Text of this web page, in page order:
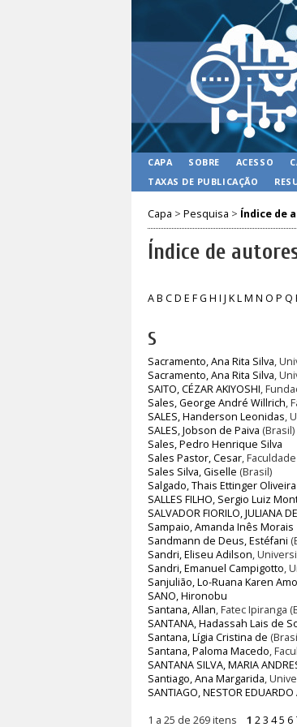
CAPA SOBRE ACESSO
TAXAS DE PUBLICAÇÃO
Capa > Pesquisa > Índice de
Índice de
AB CD E FG H I J KLM N O P Q
S
Sacramento, Ana Rita Silva,
Sacramento, Ana Rita Silva,
SAITO, CÉZAR AKIYOSHI,
Sales, George André Willrich,
SALES, Handerson Leonidas,
SALES, Jobson de Paiva (Brasil)
Sales, Pedro Henrique Silva
Sales Pastor, Cesar,
Sales Silva, Giselle (Brasil)
Salgado, Thais Ettinger Oliveira
SALLES FILHO, Sergio Luiz
SALVADOR FIORILO, JULIANA
Sampaio, Amanda Inês Morais
Sandmann de Deus, Estéfani
Sandri, Eliseu Adilson,
Sandri, Emanuel Campigotto,
Sanjulião, Lo-Ruana Karen
SANO, Hironobu
Santana, Allan, Fatec Ipiranga
SANTANA, Hadassah Lais de
Santana, Lígia Cristina de
Santana, Paloma Macedo,
SANTANA SILVA, MARIA
Santiago, Ana Margarida,
SANTIAGO, NESTOR EDUARDO
1 a 25 de 269 itens 1 23 45 6